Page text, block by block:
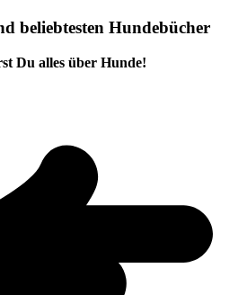
beliebtesten Hundebücher
Du alles über Hunde!